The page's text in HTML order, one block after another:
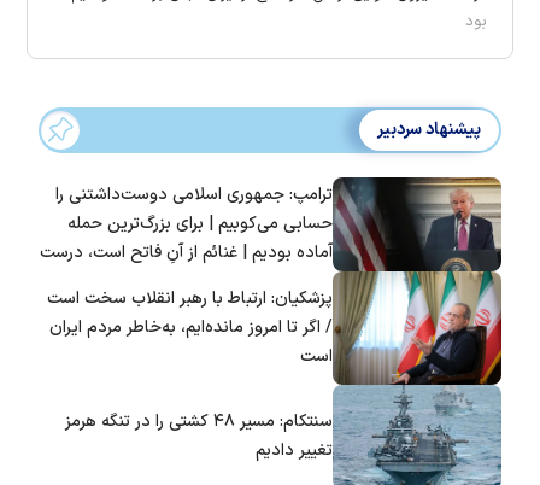
بود
پیشنهاد سردبیر
ترامپ: جمهوری اسلامی دوست‌داشتنی را
حسابی می‌کوبیم | برای بزرگ‌ترین حمله
آماده بودیم | غنائم از آنِ فاتح است، درست
پزشکیان: ارتباط با رهبر انقلاب سخت است
/ اگر تا امروز مانده‌ایم، به‌خاطر مردم ایران
است
سنتکام: مسیر ۴۸ کشتی را در تنگه هرمز
تغییر دادیم